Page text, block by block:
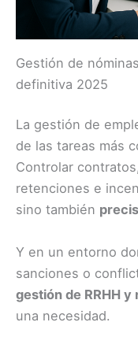
Gestión de
definitiva 2025
La gestión de
de las tareas más
Controlar
retenciones e
sino también
Y en un entorno
sanciones o
gestión de RRHH y
una necesidad.